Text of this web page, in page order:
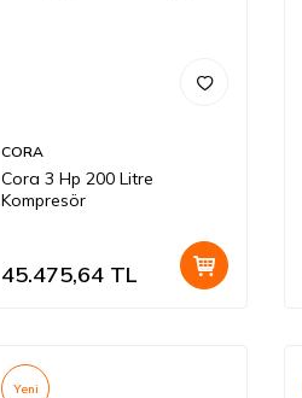
CORA
Cora 3 Hp 200 Litre
Kompresör
45.475,64 TL
Yeni